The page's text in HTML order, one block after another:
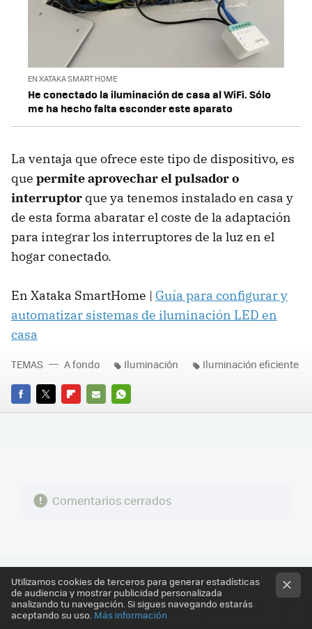
EN XATAKA SMART HOME
He conectado la iluminación de casa al WiFi. Sólo
me ha hecho falta esconder este aparato
La ventaja que ofrece este tipo de dispositivo, es
que permite aprovechar el pulsador o
interruptor que ya tenemos instalado en casa y
de esta forma abaratar el coste de la adaptación
para integrar los interruptores de la luz en el
hogar conectado.
En Xataka SmartHome | Guía para configurar y
automatizar sistemas de iluminación LED en
casa
FACEBOOK
TWITTERFLIPBOARD
E-
WHATSAPP
TEMAS A fondo Iluminación Iluminación eficiente
Comentarios cerrados
Utilizamos cookies de terceros para generar estadísticas
de audiencia y mostrar publicidad personalizada
analizando tu navegación. Si sigues navegando estarás
aceptando su uso. Más información